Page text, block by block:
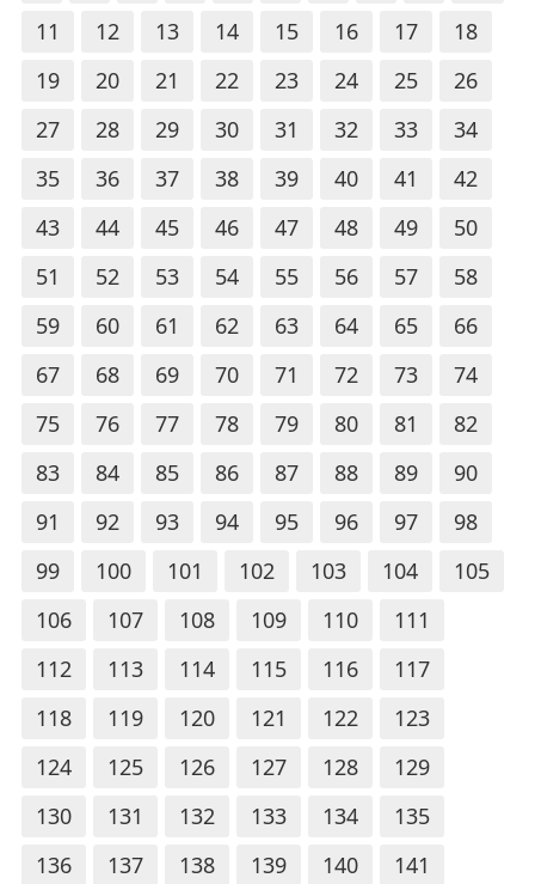
11
12 13 14 15 16 17
18
19
20 21 22 23 24 25
26
27
28 29 30 31 32 33
34
35
36 37 38 39 40 41
42
43
44 45 46 47 48 49
50
51
52 53 54 55 56 57
58
59
60 61 62 63 64 65
66
67
68 69 70 71 72 73
74
75
76 77 78 79 80 81
82
83
84 85 86 87 88 89
90
91
92 93 94 95 96 97
98
99
100 101 102 103 104
105
106
107 108 109 110
111
112
113 114 115 116
117
118
119 120 121 122
123
124
125 126 127 128
129
130
131 132 133 134
135
136
137 138 139 140
141